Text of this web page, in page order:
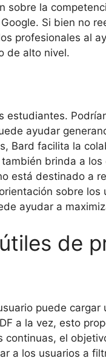
la
Si bien no
profesionales al
de alto nivel.
ayudar
Bard facilita la
brinda a
está destinado a
sobre
ayudar a
de
puede
a la vez, esto
el
a los usuarios a